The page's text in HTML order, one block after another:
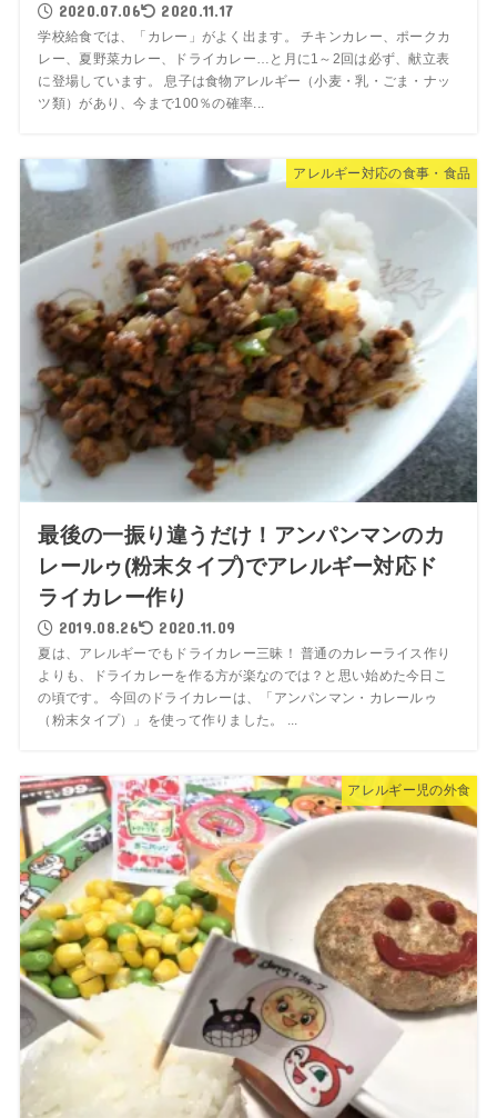
2020.07.06 2020.11.17
学校給食では、「カレー」がよく出ます。 チキンカレー、ポークカ
レー、夏野菜カレー、ドライカレー…と月に1～2回は必ず、献立表
に登場しています。 息子は食物アレルギー（小麦・乳・ごま・ナッ
ツ類）があり、今まで100％の確率...
アレルギー対応の食事・食品
最後の一振り違うだけ！アンパンマンのカ
レールゥ(粉末タイプ)でアレルギー対応ド
ライカレー作り
2019.08.26 2020.11.09
夏は、アレルギーでもドライカレー三昧！ 普通のカレーライス作り
よりも、ドライカレーを作る方が楽なのでは？と思い始めた今日こ
の頃です。 今回のドライカレーは、「アンパンマン・カレールゥ
（粉末タイプ）」を使って作りました。 ...
アレルギー児の外食